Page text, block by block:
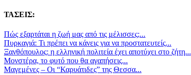
ΤΑΣΕΙΣ:
Πώς εξαρτάται η ζωή μας από τις μέλισσες;...
Πυρκαγιά: Τι πρέπει να κάνεις για να προστατευτείς...
Ξανθόπουλος: η ελληνική πολιτεία έχει αποτύχει στο ζήτη...
Μονστέρα, το φυτό που θα αγαπήσεις...
Μαγεμένες – Οι “Καρυάτιδες” της Θεσσα...